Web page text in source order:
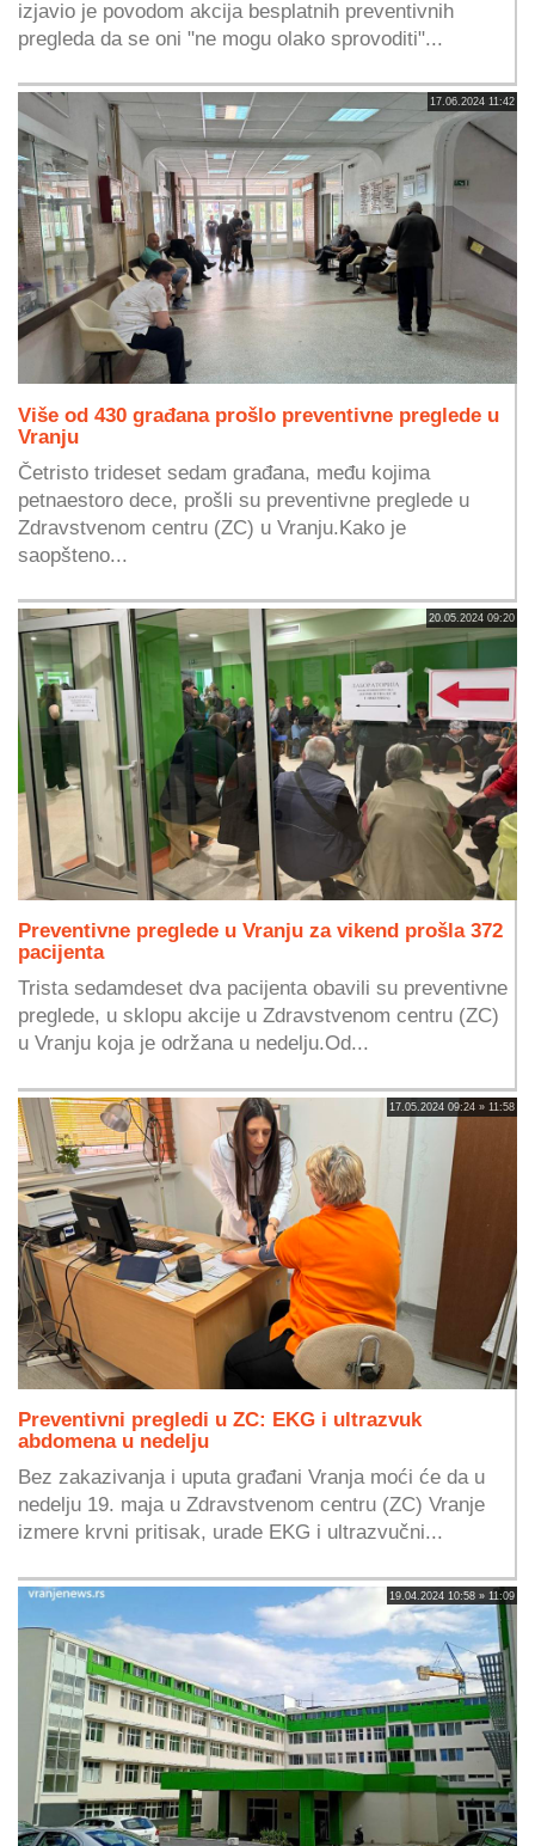
izjavio je povodom akcija besplatnih preventivnih
pregleda da se oni "ne mogu olako sprovoditi"...
17.06.2024 11:42
Više od 430 građana prošlo preventivne preglede u
Vranju
Četristo trideset sedam građana, među kojima
petnaestoro dece, prošli su preventivne preglede u
Zdravstvenom centru (ZC) u Vranju.Kako je
saopšteno...
20.05.2024 09:20
Preventivne preglede u Vranju za vikend prošla 372
pacijenta
Trista sedamdeset dva pacijenta obavili su preventivne
preglede, u sklopu akcije u Zdravstvenom centru (ZC)
u Vranju koja je održana u nedelju.Od...
17.05.2024 09:24 » 11:58
Preventivni pregledi u ZC: EKG i ultrazvuk
abdomena u nedelju
Bez zakazivanja i uputa građani Vranja moći će da u
nedelju 19. maja u Zdravstvenom centru (ZC) Vranje
izmere krvni pritisak, urade EKG i ultrazvučni...
19.04.2024 10:58 » 11:09